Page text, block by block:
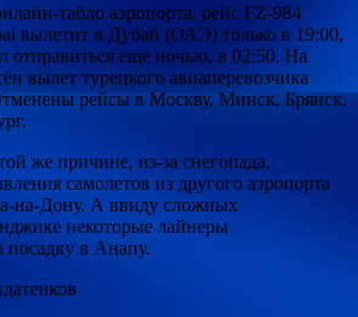
табло аэропорта, рейс FZ-984
вылетит в Дубай (ОАЭ) только в 19:00,
отправиться ещё ночью, в 02:50. На
вылет турецкого авиаперевозчика
рейсы в Москву, Минск, Брянск,
же причине, из-за снегопада,
самолетов из другого аэропорта
на-Дону. А ввиду сложных
некоторые лайнеры
посадку в Анапу.